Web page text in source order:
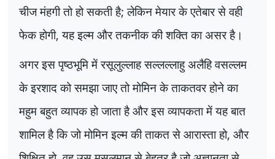
चीज मंहगी तो हो सकती है;लेकिन मेयार के एतेबार से वही
फेक होगी,यह इल्म और तकनीक की शक्ति का असर है।
अगर इस पृष्ठभूमि में रसूलुल्लाह सल्लल्लाहु अलैहि वसल्लम
के इरशाद को समझा जाए तो मोमिन के ताकतवर होने का
महुम बहुत व्यापक हो जाता है और इस व्यापकता में यह बात
शामिल है कि जो मोमिन इल्म की ताकत से आरास्ता हो, और